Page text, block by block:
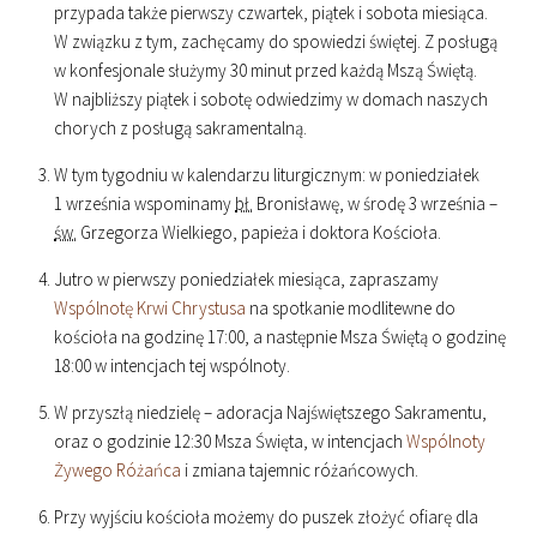
przypada także pierwszy czwartek, piątek i sobota miesiąca.
W związku z tym, zachęcamy do spowiedzi świętej. Z posługą
w konfesjonale służymy 30 minut przed każdą Mszą Świętą.
W najbliższy piątek i sobotę odwiedzimy w domach naszych
chorych z posługą sakramentalną.
W tym tygodniu w kalendarzu liturgicznym: w poniedziałek
1 września wspominamy bł. Bronisławę, w środę 3 września –
św. Grzegorza Wielkiego, papieża i doktora Kościoła.
Jutro w pierwszy poniedziałek miesiąca, zapraszamy
Wspólnotę Krwi Chrystusa na spotkanie modlitewne do
kościoła na godzinę17:00, a następnie Msza Świętą o godzinę
18:00w intencjach tej wspólnoty.
W przyszłą niedzielę – adoracja Najświętszego Sakramentu,
oraz o godzinie12:30 Msza Święta, w intencjach Wspólnoty
Żywego Różańca i zmiana tajemnic różańcowych.
Przy wyjściu kościoła możemy do puszek złożyć ofiarę dla